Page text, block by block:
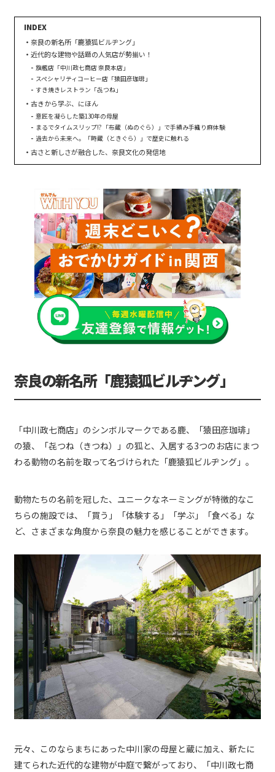
奈良の新名所「鹿猿狐ビルヂング」
近代的な建物や話題の人気店が勢揃い！
旗艦店「中川政七商店 奈良本店」
スペシャリティコーヒー店「猿田彦珈琲」
すき焼きレストラン「㐂つね」
古きから学ぶ、にほん
意匠を凝らした築130年の母屋
まるでタイムスリップ!? 「布蔵（ぬのぐら）」で手績み手織り麻体験
過去から未来へ。「時蔵（ときぐら）」で歴史に触れる
古さと新しさが融合した、奈良文化の発信地
奈良の新名所「鹿猿狐ビルヂング」
「中川政七商店」のシンボルマークである鹿、「猿田彦珈琲」
の猿、「㐂つね（きつね）」の狐と、入居する3つのお店にまつ
わる動物の名前を取って名づけられた「鹿猿狐ビルヂング」。
動物たちの名前を冠した、ユニークなネーミングが特徴的なこ
ちらの施設では、「買う」「体験する」「学ぶ」「食べる」な
ど、さまざまな角度から奈良の魅力を感じることができます。
元々、このならまちにあった中川家の母屋と蔵に加え、新たに
建てられた近代的な建物が中庭で繋がっており、「中川政七商